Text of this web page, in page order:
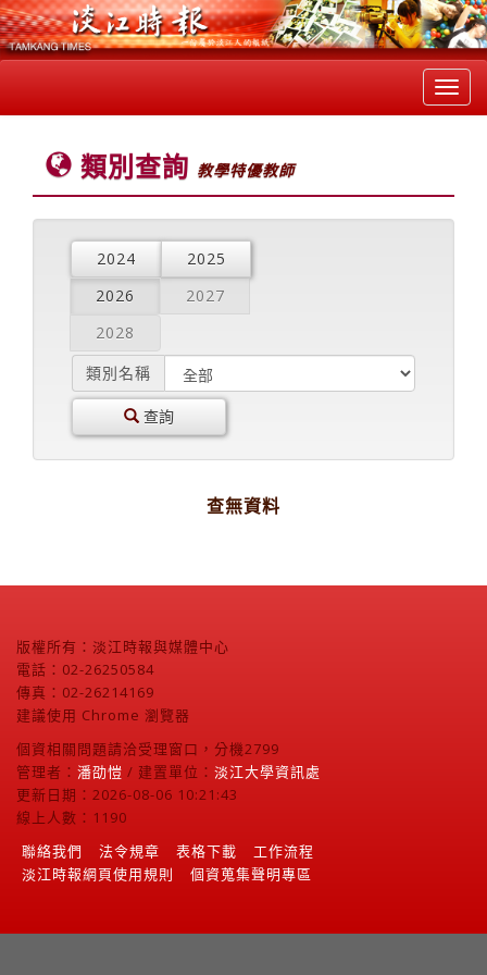
類別查詢 教學特優教師
2024
2025
2026
2027
2028
類別名稱
查詢
查無資料
版權所有：淡江時報與媒體中心
電話：02-26250584
傳真：02-26214169
建議使用 Chrome 瀏覽器
個資相關問題請洽受理窗口，分機2799
管理者： 潘劭愷 / 建置單位： 淡江大學資訊處
更新日期：2026-08-06 10:21:43
線上人數：1190
聯絡我們
法令規章 表格下載
工作流程
淡江時報網頁使用規則
個資蒐集聲明專區